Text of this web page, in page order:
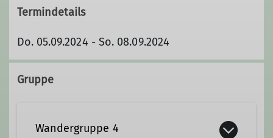
Termindetails
Do. 05.09.2024 - So. 08.09.2024
Gruppe
Wandergruppe 4